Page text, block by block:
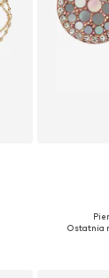
Ostatnia